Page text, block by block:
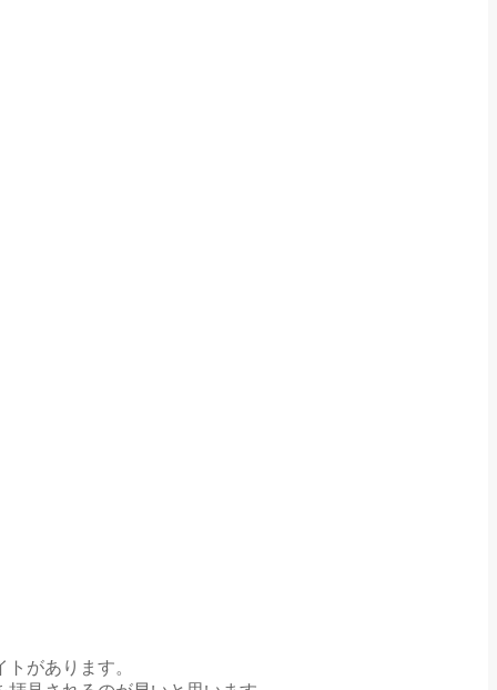
があります。